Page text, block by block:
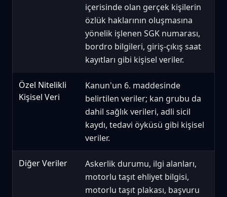
içerisinde olan gerçek kişilerin
özlük haklarının oluşmasına
yönelik işlenen SGK numarası,
bordro bilgileri, giriş-çıkış saat
kayıtları gibi kişisel veriler.
Özel Nitelikli
Kişisel Veri
Kanun'un 6. maddesinde
belirtilen veriler; kan grubu da
dahil sağlık verileri, adli sicil
kaydı, tedavi öyküsü gibi kişisel
veriler.
Diğer Veriler
Askerlik durumu, ilgi alanları,
motorlu taşıt ehliyet bilgisi,
motorlu taşıt plakası, başvuru